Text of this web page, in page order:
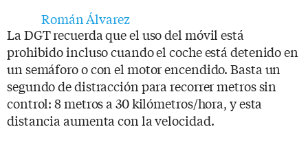
Román Álvarez
La DGT recuerda que el uso del móvil está
prohibido incluso cuando el coche está detenido en
un semáforo o con el motor encendido. Basta un
segundo de distracción para recorrer metros sin
control: 8 metros a 30 kilómetros/hora, y esta
distancia aumenta con la velocidad.